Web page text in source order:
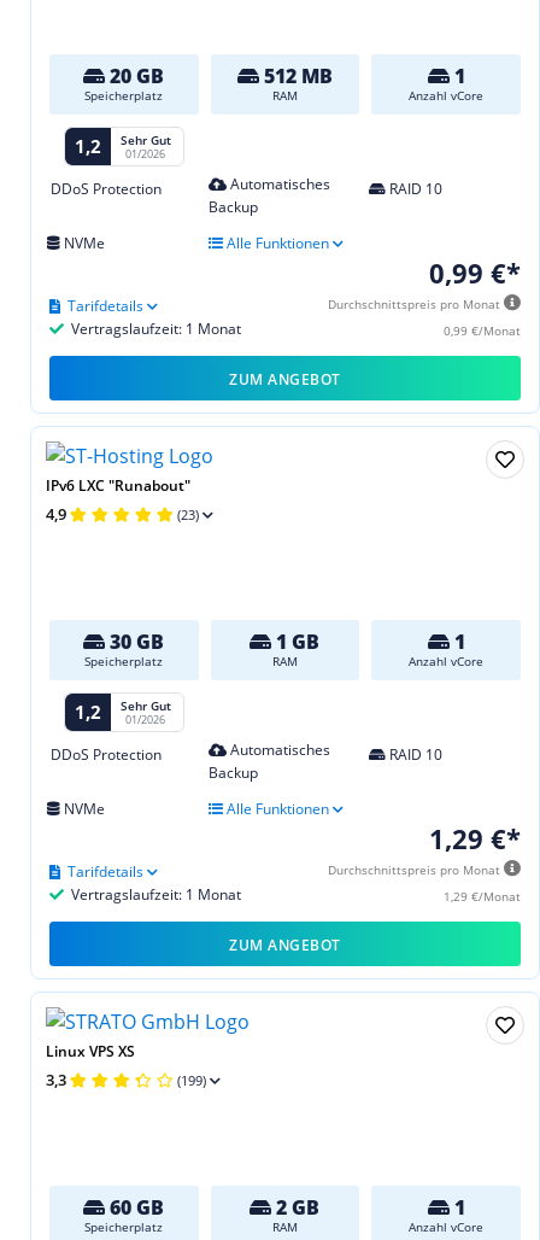
20 GB
Speicherplatz
512 MB
RAM
1
Anzahl vCore
1,2 Sehr Gut
01/2026
DDoS Protection
Automatisches
Backup
RAID 10
NVMe Alle Funktionen
0,99 €*
Durchschnittspreis pro Monat
0,99 €/Monat
Vertragslaufzeit: 1 Monat
Tarifdetails
ZUM ANGEBOT
IPv6 LXC "Runabout"
4,9 (23)
30 GB
Speicherplatz
1 GB
RAM
1
Anzahl vCore
1,2 Sehr Gut
01/2026
DDoS Protection
Automatisches
Backup
RAID 10
NVMe Alle Funktionen
1,29 €*
Durchschnittspreis pro Monat
1,29 €/Monat
Vertragslaufzeit: 1 Monat
Tarifdetails
ZUM ANGEBOT
Linux VPS XS
3,3 (199)
60 GB
Speicherplatz
2 GB
RAM
1
Anzahl vCore